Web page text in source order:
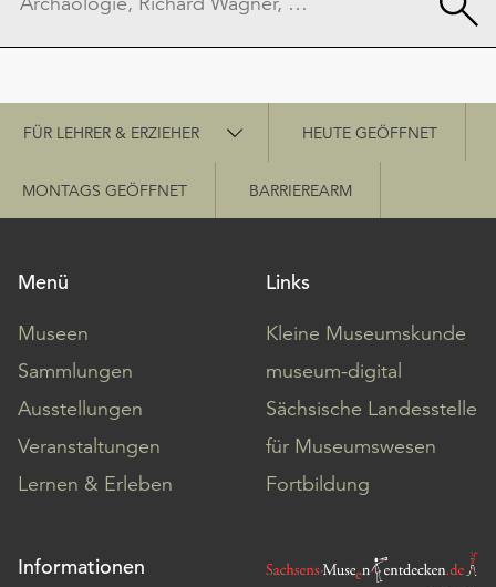
Schnellzugriff
FÜR LEHRER & ERZIEHER HEUTE GEÖFFNET
MONTAGS GEÖFFNET BARRIEREARM
Menü
Museen
Sammlungen
Ausstellungen
Veranstaltungen
Lernen & Erleben
Links
Kleine Museumskunde
museum-digital
Sächsische Landesstelle
für Museumswesen
Fortbildung
Informationen